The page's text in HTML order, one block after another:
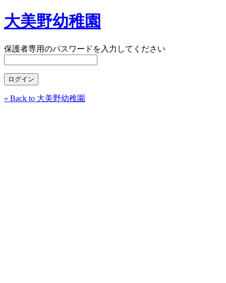
大美野幼稚園
保護者専用のパスワードを入力してください
« Back to 大美野幼稚園